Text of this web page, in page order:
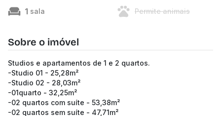
1 sala Permite animais
Sobre o imóvel
Studios e apartamentos de 1 e 2 quartos.
-Studio 01 - 25,28m²
-Studio 02 - 28,03m²
-01quarto - 32,25m²
-02 quartos com suíte - 53,38m²
-02 quartos sem suíte - 47,71m²